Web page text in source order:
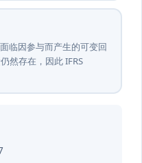
临因参与而产生的可变回
然存在，因此 IFRS